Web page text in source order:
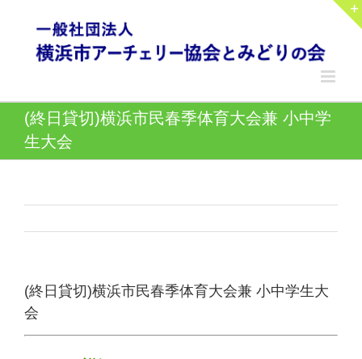
content
(終日貸切)横浜市民春季体育大会兼 小中学
生大会
(終日貸切)横浜市民春季体育大会兼 小中学生大
会